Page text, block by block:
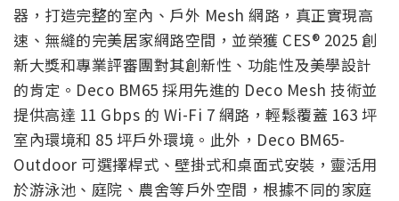
器，打造完整的室內、戶外 Mesh 網路，真正實現高
速、無縫的完美居家網路空間，並榮獲 CES® 2025 創
新大獎和專業評審團對其創新性、功能性及美學設計
的肯定。Deco BM65 採用先進的 Deco Mesh 技術並
提供高達 11 Gbps 的 Wi-Fi 7 網路，輕鬆覆蓋 163 坪
室內環境和 85 坪戶外環境。此外，Deco BM65-
Outdoor 可選擇桿式、壁掛式和桌面式安裝，靈活用
於游泳池、庭院、農舍等戶外空間，根據不同的家庭